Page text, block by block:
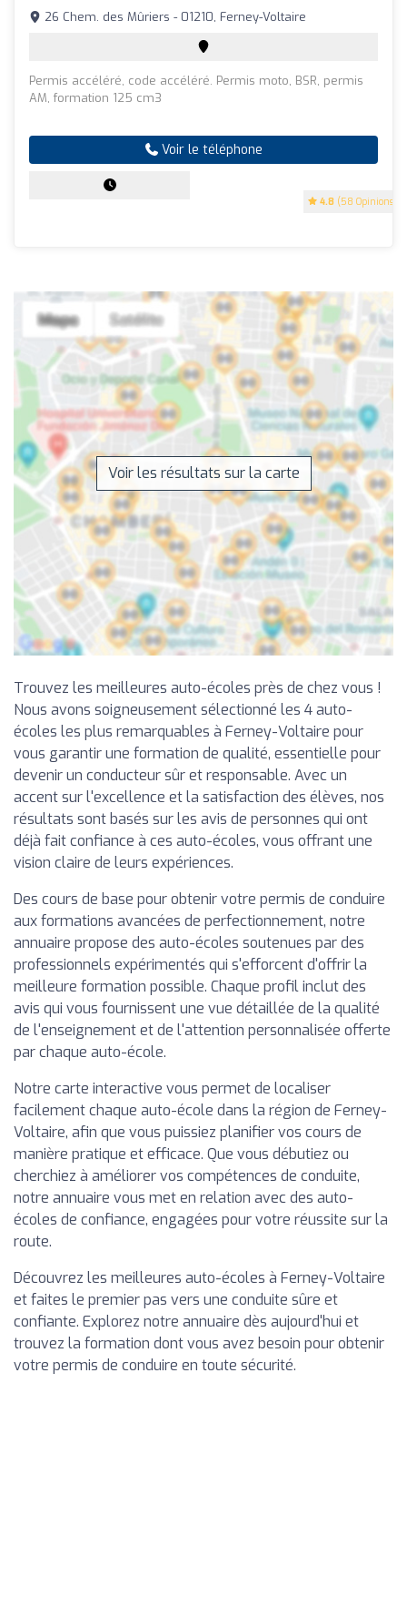
4.8 (58 Opinions)
26 Chem. des Mûriers - 01210, Ferney-Voltaire
Permis accéléré, code accéléré. Permis moto, BSR, permis
AM, formation 125 cm3
Voir le téléphone
Voir les résultats sur la carte
Trouvez les meilleures auto-écoles près de chez vous !
Nous avons soigneusement sélectionné les 4 auto-
écoles les plus remarquables à Ferney-Voltaire pour
vous garantir une formation de qualité, essentielle pour
devenir un conducteur sûr et responsable. Avec un
accent sur l'excellence et la satisfaction des élèves, nos
résultats sont basés sur les avis de personnes qui ont
déjà fait confiance à ces auto-écoles, vous offrant une
vision claire de leurs expériences.
Des cours de base pour obtenir votre permis de conduire
aux formations avancées de perfectionnement, notre
annuaire propose des auto-écoles soutenues par des
professionnels expérimentés qui s'efforcent d'offrir la
meilleure formation possible. Chaque profil inclut des
avis qui vous fournissent une vue détaillée de la qualité
de l'enseignement et de l'attention personnalisée offerte
par chaque auto-école.
Notre carte interactive vous permet de localiser
facilement chaque auto-école dans la région de Ferney-
Voltaire, afin que vous puissiez planifier vos cours de
manière pratique et efficace. Que vous débutiez ou
cherchiez à améliorer vos compétences de conduite,
notre annuaire vous met en relation avec des auto-
écoles de confiance, engagées pour votre réussite sur la
route.
Découvrez les meilleures auto-écoles à Ferney-Voltaire
et faites le premier pas vers une conduite sûre et
confiante. Explorez notre annuaire dès aujourd'hui et
trouvez la formation dont vous avez besoin pour obtenir
votre permis de conduire en toute sécurité.